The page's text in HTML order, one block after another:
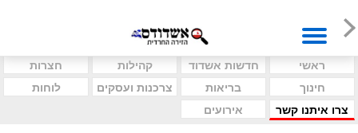
ראשי חדשות אשדוד קהילות
חצרות
חינוך
בריאות צרכנות ועסקים
לוחות
צרו איתנו קשר
אירועים